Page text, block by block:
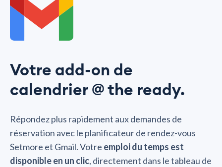
Votre add-on de
calendrier @ the ready.
Répondez plus rapidement aux demandes de
réservation avec le planificateur de rendez-vous
Setmore et Gmail. Votre emploi du temps est
disponible en un clic, directement dans le tableau de